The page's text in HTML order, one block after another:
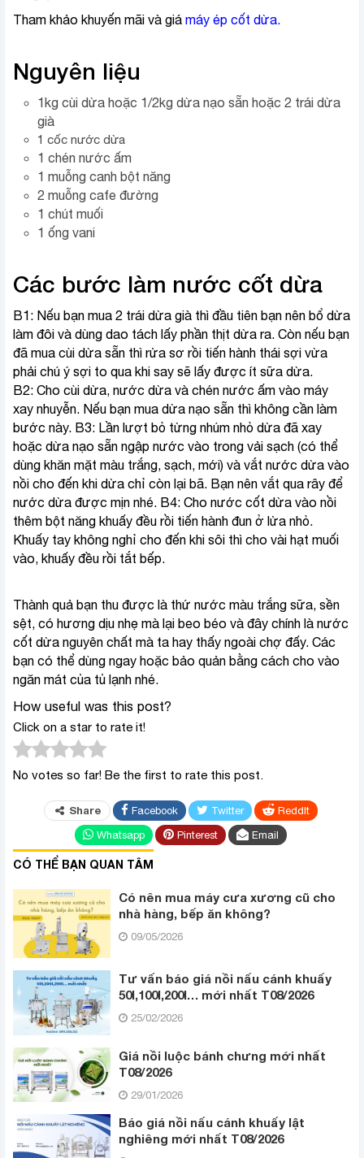
Tham khảo khuyến mãi và giá máy ép cốt dừa.
Nguyên liệu
1kg cùi dừa hoặc 1/2kg dừa nạo sẵn hoặc 2 trái dừa
già
1 cốc nước dừa
1 chén nước ấm
1 muỗng canh bột năng
2 muỗng cafe đường
1 chút muối
1 ống vani
Các bước làm nước cốt dừa
B1: Nếu bạn mua 2 trái dừa già thì đầu tiên bạn nên bổ dừa
làm đôi và dùng dao tách lấy phần thịt dừa ra. Còn nếu bạn
đã mua cùi dừa sẵn thì rửa sơ rồi tiến hành thái sợi vừa
phải chú ý sợi to qua khi say sẽ lấy được ít sữa dừa.
B2: Cho cùi dừa, nước dừa và chén nước ấm vào máy
xay nhuyễn. Nếu bạn mua dừa nạo sẵn thì không cần làm
bước này. B3: Lần lượt bỏ từng nhúm nhỏ dừa đã xay
hoặc dừa nạo sẵn ngập nước vào trong vải sạch (có thể
dùng khăn mặt màu trắng, sạch, mới) và vắt nước dừa vào
nồi cho đến khi dừa chỉ còn lại bã. Bạn nên vắt qua rây để
nước dừa được mịn nhé. B4: Cho nước cốt dừa vào nồi
thêm bột năng khuấy đều rồi tiến hành đun ở lửa nhỏ.
Khuấy tay không nghỉ cho đến khi sôi thì cho vài hạt muối
vào, khuấy đều rồi tắt bếp.
Thành quả bạn thu được là thứ nước màu trắng sữa, sền
sệt, có hương dịu nhẹ mà lại beo béo và đây chính là nước
cốt dừa nguyên chất mà ta hay thấy ngoài chợ đấy. Các
bạn có thể dùng ngay hoặc bảo quản bằng cách cho vào
ngăn mát của tủ lạnh nhé.
How useful was this post?
Click on a star to rate it!
No votes so far! Be the first to rate this post.
Share Facebook Twitter
ReddIt
Whatsapp
Pinterest Email
CÓ THỂ BẠN QUAN TÂM
Có nên mua máy cưa xương cũ cho
nhà hàng, bếp ăn không?
09/05/2026
Tư vấn báo giá nồi nấu cánh khuấy
50l,100l,200l… mới nhất T08/2026
25/02/2026
Giá nồi luộc bánh chưng mới nhất
T08/2026
29/01/2026
Báo giá nồi nấu cánh khuấy lật
nghiêng mới nhất T08/2026